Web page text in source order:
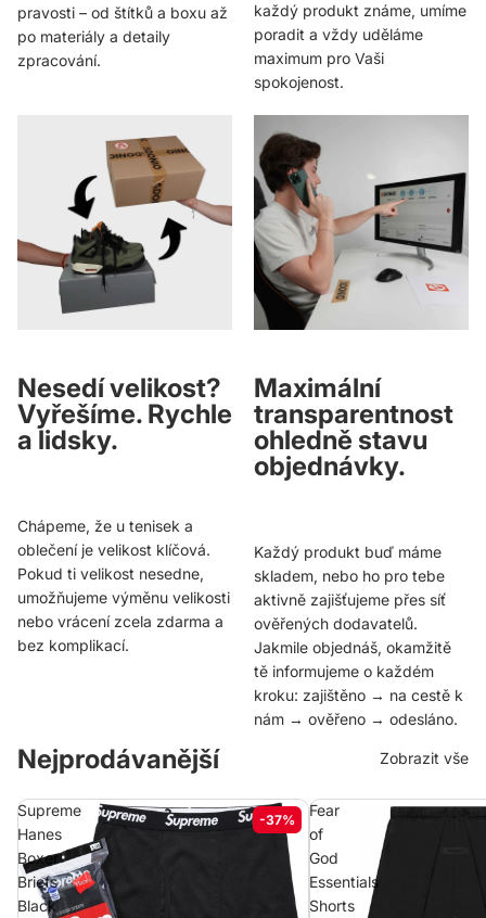
pravosti – od štítků a boxu až
po materiály a detaily
zpracování.
každý produkt známe, umíme
poradit a vždy uděláme
maximum pro Vaši
spokojenost.
Nesedí velikost?
Vyřešíme. Rychle
a lidsky.
Chápeme, že u tenisek a
oblečení je velikost klíčová.
Pokud ti velikost nesedne,
umožňujeme výměnu velikosti
nebo vrácení zcela zdarma a
bez komplikací.
Maximální
transparentnost
ohledně stavu
objednávky.
Každý produkt buď máme
skladem, nebo ho pro tebe
aktivně zajišťujeme přes síť
ověřených dodavatelů.
Jakmile objednáš, okamžitě
tě informujeme o každém
kroku: zajištěno → na cestě k
nám → ověřeno → odesláno.
Nejprodávanější Zobrazit vše
Supreme
Hanes
Boxer
Briefs
Black
-37%
Fear
of
God
Essentials
Shorts